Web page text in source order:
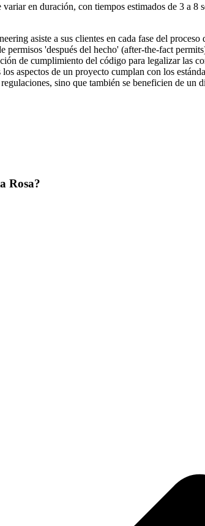
en duración, con tiempos estimados de 3 a 8
asiste a sus clientes en cada fase del proceso
'después del hecho' (after-the-fact
de cumplimiento del código para legalizar las
aspectos de un proyecto cumplan con los
sino que también se beneficien de un
Rosa?